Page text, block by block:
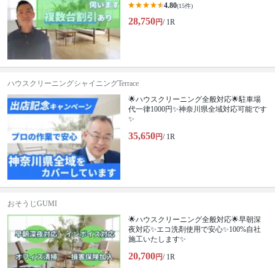
4.80(15件)
28,750円/ 1R
ハウスクリーニングシャイニングTerrace
🌟ハウスクリーニング全般対応🌟駐車場
代一律1000円✨神奈川県全域対応可能です
✨
35,650円/ 1R
おそうじGUMI
🌟ハウスクリーニング全般対応🌟早朝深
夜対応✨エコ洗剤使用で安心✨100%自社
施工いたします✨
20,700円/ 1R